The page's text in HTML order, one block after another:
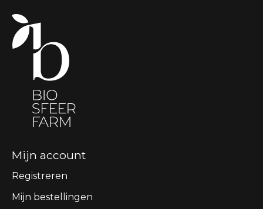
Mijn account
Registreren
Mijn bestellingen